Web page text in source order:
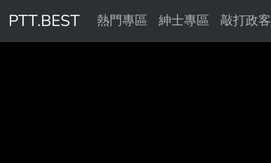
PTT.BEST 熱門專區 紳士專區 敲打政客